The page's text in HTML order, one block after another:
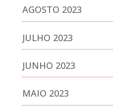
AGOSTO 2023
JULHO 2023
JUNHO 2023
MAIO 2023